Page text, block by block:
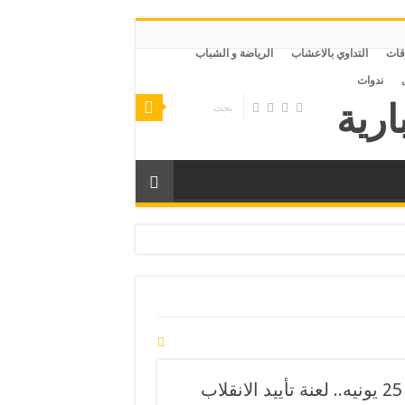
التداوي بالاعشاب الرياضة و الشباب
ندوات
“جيش الانقلاب” يعلن أسعار “الكعك”.. السبت 25 يونيه.. لعنة تأييد الانقلاب